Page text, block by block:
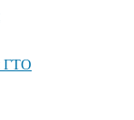
ГТО